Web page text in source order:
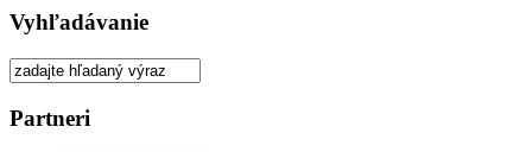
Vyhľadávanie
Partneri